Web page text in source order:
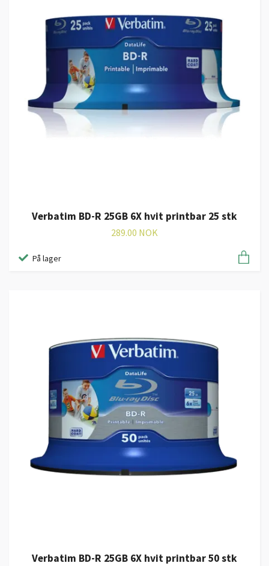
Verbatim BD-R 25GB 6X hvit printbar 25 stk
289.00 NOK
På lager
Verbatim BD-R 25GB 6X hvit printbar 50 stk